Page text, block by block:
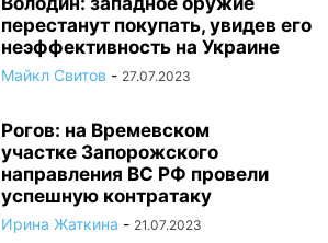
перестанут покупать, увидев его
неэффективность на Украине
Майкл Свитов - 27.07.2023
Рогов: на Времевском
участке Запорожского
направления ВС РФ провели
успешную контратаку
Ирина Жаткина - 21.07.2023